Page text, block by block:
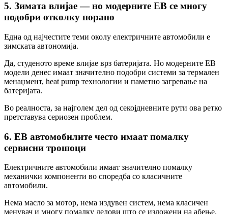
5. Зимата влијае — но модерните ЕВ се многу
подобри отколку порано
Една од најчестите теми околу електричните автомобили е
зимската автономија.
Да, студеното време влијае врз батеријата. Но модерните ЕВ
модели денес имаат значително подобри системи за термален
менаџмент, heat pump технологии и паметно загревање на
батеријата.
Во реалноста, за најголем дел од секојдневните рути ова ретко
претставува сериозен проблем.
6. ЕВ автомобилите често имаат помалку
сервисни трошоци
Електричните автомобили имаат значително помалку
механички компоненти во споредба со класичните
автомобили.
Нема масло за мотор, нема издувен систем, нема класичен
менувач и многу помалку делови што се изложени на абење.